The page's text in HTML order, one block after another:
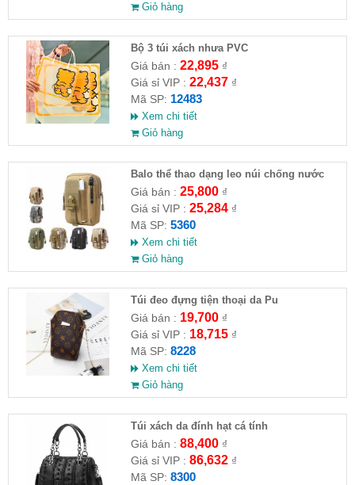
Giỏ hàng
Bộ 3 túi xách nhưa PVC
Giá bán : 22,895₫
Giá sỉ VIP : 22,437₫
Mã SP: 12483
Xem chi tiết
Giỏ hàng
Balo thể thao dạng leo núi chống nước
Giá bán : 25,800₫
Giá sỉ VIP : 25,284₫
Mã SP: 5360
Xem chi tiết
Giỏ hàng
Túi đeo đựng tiện thoại da Pu
Giá bán : 19,700₫
Giá sỉ VIP : 18,715₫
Mã SP: 8228
Xem chi tiết
Giỏ hàng
Túi xách da đính hạt cá tính
Giá bán : 88,400₫
Giá sỉ VIP : 86,632₫
Mã SP: 8300